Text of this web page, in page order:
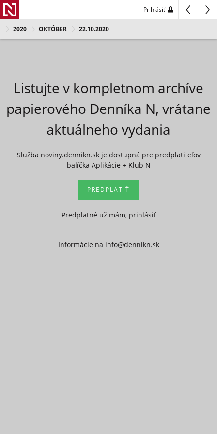
Prihlásiť
2020 OKTÓBER 22.10.2020
Listujte v kompletnom archíve
papierového Denníka N, vrátane
aktuálneho vydania
Služba noviny.dennikn.sk je dostupná pre predplatiteľov
balíčka Aplikácie + Klub N
PREDPLATIŤ
Predplatné už mám, prihlásiť
Informácie na info@dennikn.sk